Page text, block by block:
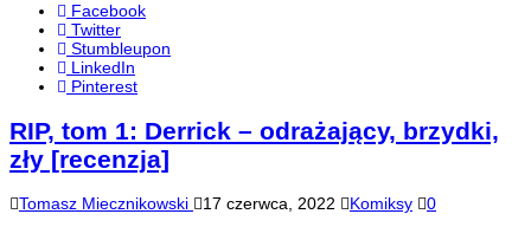
Facebook
Twitter
Stumbleupon
LinkedIn
Pinterest
RIP, tom 1: Derrick – odrażający, brzydki,
zły [recenzja]
Tomasz Miecznikowski 17 czerwca, 2022 Komiksy 0